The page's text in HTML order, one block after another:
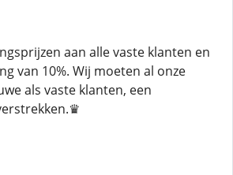
aan alle vaste klanten en
van 10%. Wij moeten al onze
als vaste klanten, een